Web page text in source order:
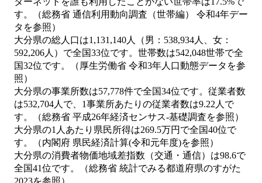
す。（総務省 通信利用動向調査（世帯編） 令和4年デー
タを参照）
大分県の総人口は1,131,140人（男：538,934人、女：
592,206人）で全国33位です。世帯数は542,048世帯で全
国32位です。（厚生労働省 令和3年人口動態データを参
照）
大分県の事業所数は57,778件で全国34位です。従業者数
は532,704人で、1事業所あたりの従業者数は9.22人で
す。（総務省 平成26年経済センサス‐基礎調査を参照）
大分県の1人あたり県民所得は269.5万円で全国40位で
す。（内閣府 県民経済計算(令和元年度)を参照）
大分県の消費者物価地域差指数（交通・通信）は98.6で
全国41位です。（総務省 統計でみる都道府県のすがた